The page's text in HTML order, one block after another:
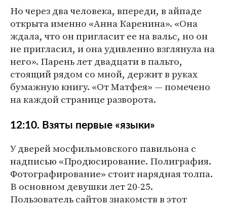
Но через два человека, впереди, в айпаде
открыта именно «Анна Каренина». «Она
ждала, что он пригласит ее на вальс, но он
не пригласил, и она удивленно взглянула на
него». Парень лет двадцати в пальто,
стоящий рядом со мной, держит в руках
бумажную книгу. «От Матфея» — помечено
на каждой странице разворота.
12:10. Взяты первые «языки»
У дверей мосфильмовского павильона с
надписью «Продюсирование. Полиграфия.
Фотографирование» стоит нарядная толпа.
В основном девушки лет 20-25.
Пользователь сайтов знакомств в этот